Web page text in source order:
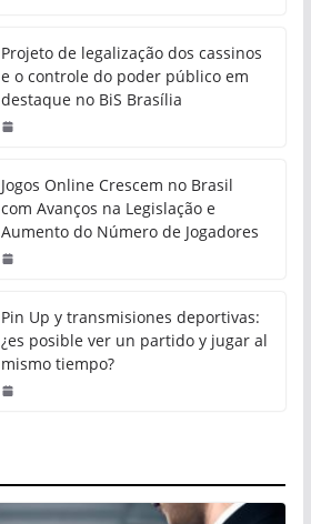
Projeto de legalização dos cassinos
e o controle do poder público em
destaque no BiS Brasília
Jogos Online Crescem no Brasil
com Avanços na Legislação e
Aumento do Número de Jogadores
Pin Up y transmisiones deportivas:
¿es posible ver un partido y jugar al
mismo tiempo?